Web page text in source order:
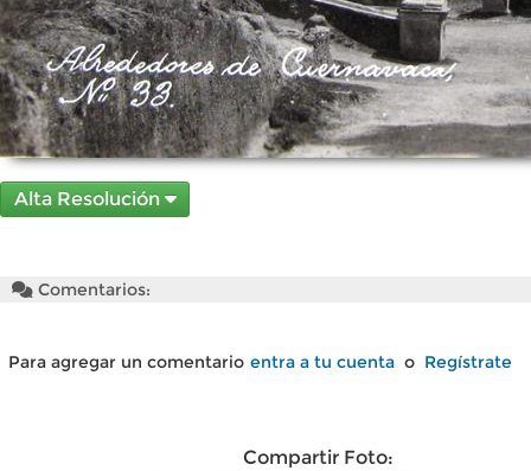
Alta Resolución
Comentarios:
Para agregar un comentario entra a tu cuenta o Regístrate
Compartir Foto: